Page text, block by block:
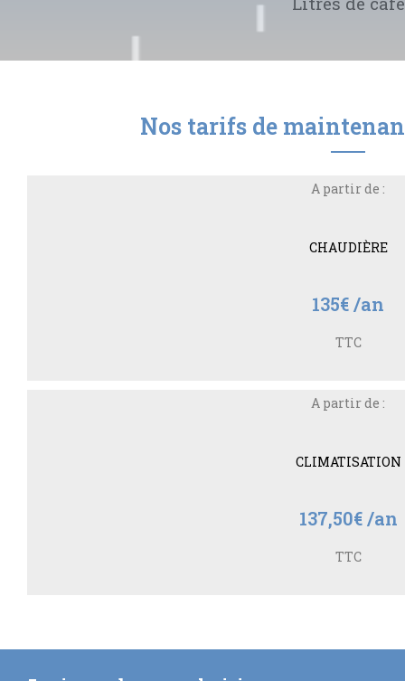
Nos tarifs de
A partir de :
CHAUDIÈRE
135€ /an
TTC
A partir de :
CLIMATISATION
137,50€ /an
TTC